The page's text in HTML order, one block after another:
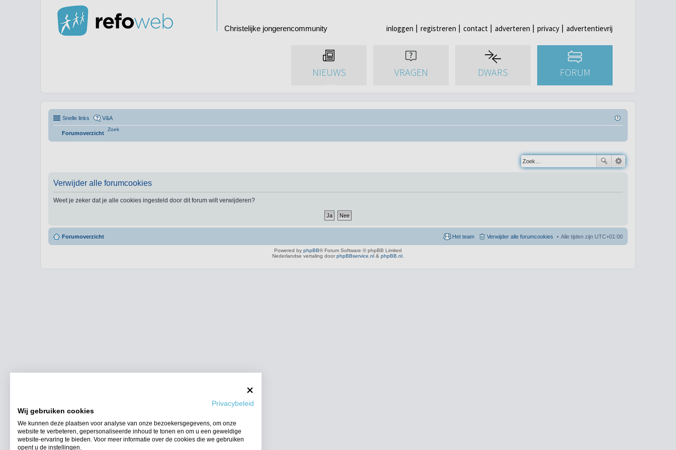
Christelijke jongerencommunity inloggen registreren contact adverteren privacy advertentievrij
NIEUWS VRAGEN DWARS FORUM
Snelle links V&A
Forumoverzicht
Zoek
Verwijder alle forumcookies
Weet je zeker dat je alle cookies ingesteld door dit forum wilt verwijderen?
Forumoverzicht Alle tijden zijn UTC+01:00
Verwijder alle forumcookies
Het team
Powered by phpBB® Forum Software © phpBB Limited
Nederlandse vertaling door phpBBservice.nl & phpBB.nl
Privacybeleid
Wij gebruiken cookies
We kunnen deze plaatsen voor analyse van onze bezoekersgegevens, om onze
website te verbeteren, gepersonaliseerde inhoud te tonen en om u een geweldige
website-ervaring te bieden. Voor meer informatie over de cookies die we gebruiken
opent u de instellingen.